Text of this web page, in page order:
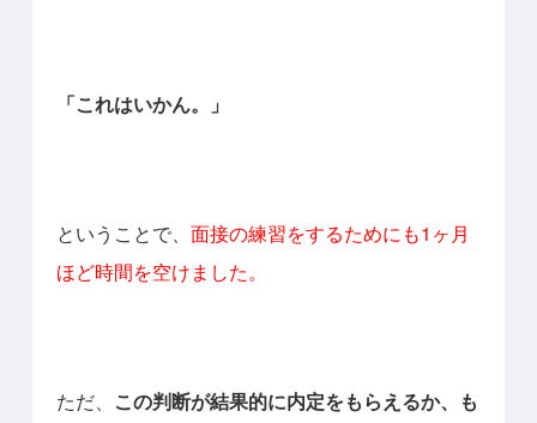
「これはいかん。」
ということで、 面接の練習をするためにも1ヶ月
ほど時間を空けました。
ただ、 この判断が結果的に内定をもらえるか、も